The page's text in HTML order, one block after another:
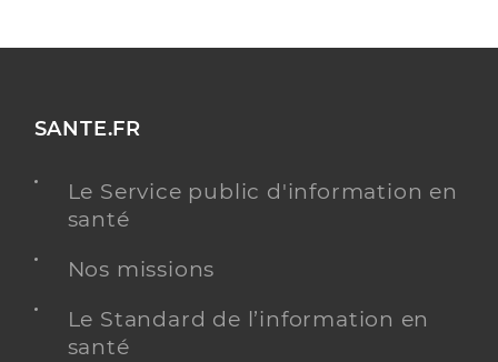
SANTE.FR
Le Service public d'information en
santé
Nos missions
Le Standard de l’information en
santé